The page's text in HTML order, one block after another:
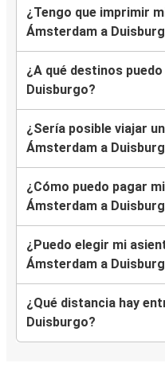
¿Tengo que imprimir
Ámsterdam a
¿A qué destinos
Duisburgo?
¿Sería posible viajar
Ámsterdam a
¿Cómo puedo pagar
Ámsterdam a
¿Puedo elegir mi
Ámsterdam a
¿Qué distancia hay
Duisburgo?